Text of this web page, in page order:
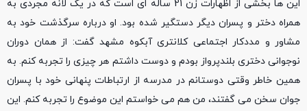
این ها بخشی از اظهارات زن 21 ساله ای است که در یک لانه مجردی به
همراه دختر و پسران دیگر دستگیر شده بود. او درباره سرگذشت خود به
مشاور و مددکار اجتماعی کلانتری آبکوه مشهد گفت: از همان دوران
نوجوانی دختری بلندپرواز بودم و دوست داشتم هر چیزی را تجربه کنم. به
همین خاطر وقتی دوستانم در مدرسه از ارتباطات پنهانی خود با پسران
جوان سخن می گفتند، من هم می خواستم این موضوع را تجربه کنم. این